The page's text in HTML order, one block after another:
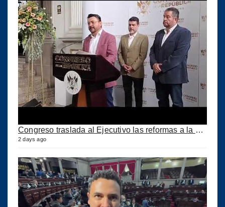
Congreso traslada al Ejecutivo las reformas a la Ley del IUSI tras firma del Decreto 18-2026
2 days ago